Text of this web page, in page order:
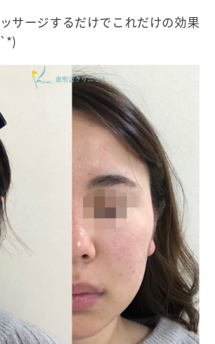
サージするだけでこれだけの効果